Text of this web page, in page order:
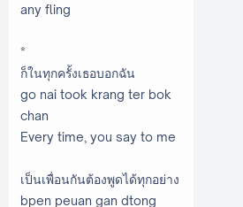
any fling
*
ก็ในทุกครั้งเธอบอกฉัน
go nai took krang ter bok
chan
Every time, you say to me
เป็นเพื่อนกันต้องพูดได้ทุกอย่าง
bpen peuan gan dtong